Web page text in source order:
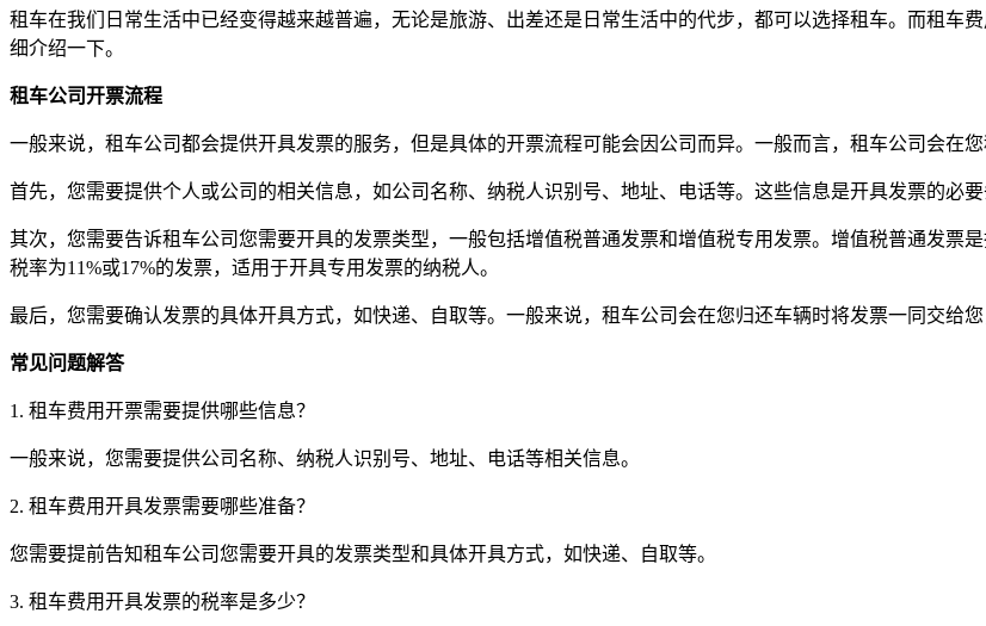
租车在我们日常生活中已经变得越来越普遍，无论是旅游、出差还是日常生活中的代步，都可以选择租车。而租车
细介绍一下。
租车公司开票流程
一般来说，租车公司都会提供开具发票的服务，但是具体的开票流程可能会因公司而异。一般而言，租车公司会在
首先，您需要提供个人或公司的相关信息，如公司名称、纳税人识别号、地址、电话等。这些信息是开具发票的必
其次，您需要告诉租车公司您需要开具的发票类型，一般包括增值税普通发票和增值税专用发票。增值税普通发票
税率为11%或17%的发票，适用于开具专用发票的纳税人。
最后，您需要确认发票的具体开具方式，如快递、自取等。一般来说，租车公司会在您归还车辆时将发票一同交给
常见问题解答
1. 租车费用开票需要提供哪些信息？
一般来说，您需要提供公司名称、纳税人识别号、地址、电话等相关信息。
2. 租车费用开具发票需要哪些准备？
您需要提前告知租车公司您需要开具的发票类型和具体开具方式，如快递、自取等。
3. 租车费用开具发票的税率是多少？